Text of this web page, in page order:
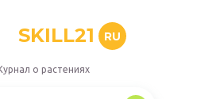
SKILL21 RU
о растениях